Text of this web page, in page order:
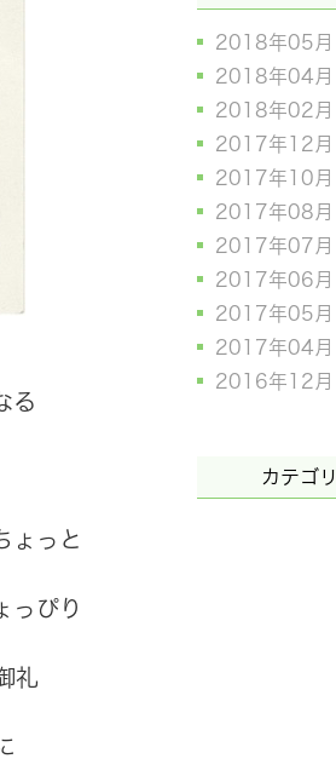
る
ょっと
っぴり
礼
2018年05月
2018年04月
2018年02月
2017年12月
2017年10月
2017年08月
2017年07月
2017年06月
2017年05月
2017年04月
2016年12月
カテゴリ